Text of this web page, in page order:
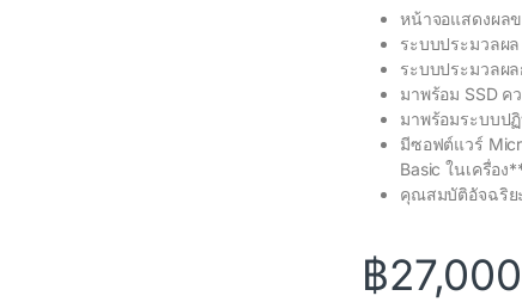
หน้าจอแสดงผล
ระบบประมวลผ
ระบบประมวลผ
มาพร้อม SSD ค
มาพร้อมระบบป
มีซอฟต์แวร์
Basic ในเครื่อง
คุณสมบัติอัจฉริย
฿